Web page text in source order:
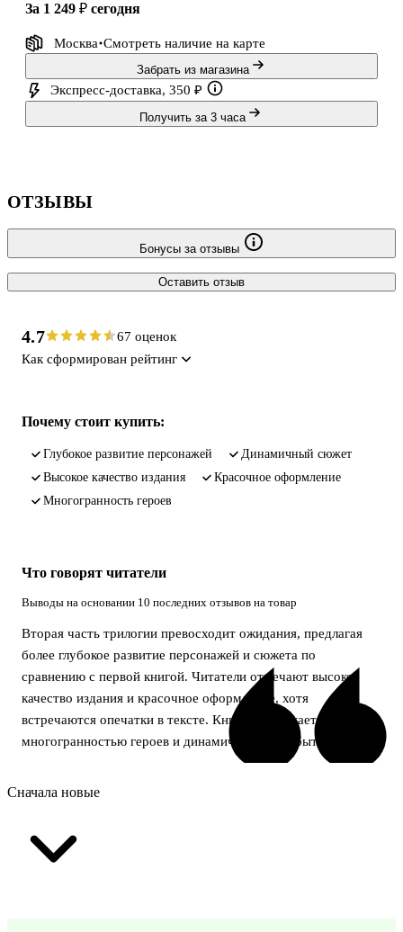
за 1 249 ₽ сегодня
Москва Смотреть наличие на карте
Забрать из магазина
Экспресс-доставка, 350 ₽
Получить за 3 часа
ОТЗЫВЫ
Бонусы за отзывы
Оставить отзыв
4.7
67 оценок
Как сформирован рейтинг
Почему стоит купить:
глубокое развитие персонажей
динамичный сюжет
высокое качество издания
красочное оформление
многогранность героев
Что говорят читатели
Выводы на основании 10 последних отзывов на товар
Вторая часть трилогии превосходит ожидания, предлагая
более глубокое развитие персонажей и сюжета по
сравнению с первой книгой. Читатели отмечают высокое
качество издания и красочное оформление, хотя
встречаются опечатки в тексте. Книга привлекает
многогранностью героев и динамичностью событий.
Сначала новые